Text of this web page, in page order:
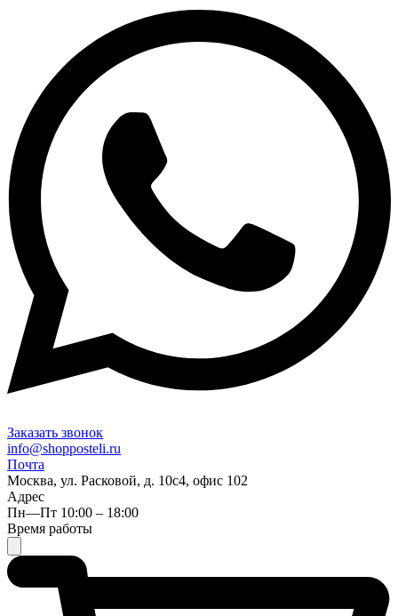
Заказать звонок
info@shopposteli.ru
Почта
Москва, ул. Расковой, д. 10с4, офис 102
Адрес
Пн—Пт 10:00 – 18:00
Время работы